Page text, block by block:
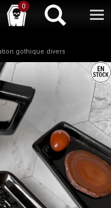
0
| | Facebook
gothique divers